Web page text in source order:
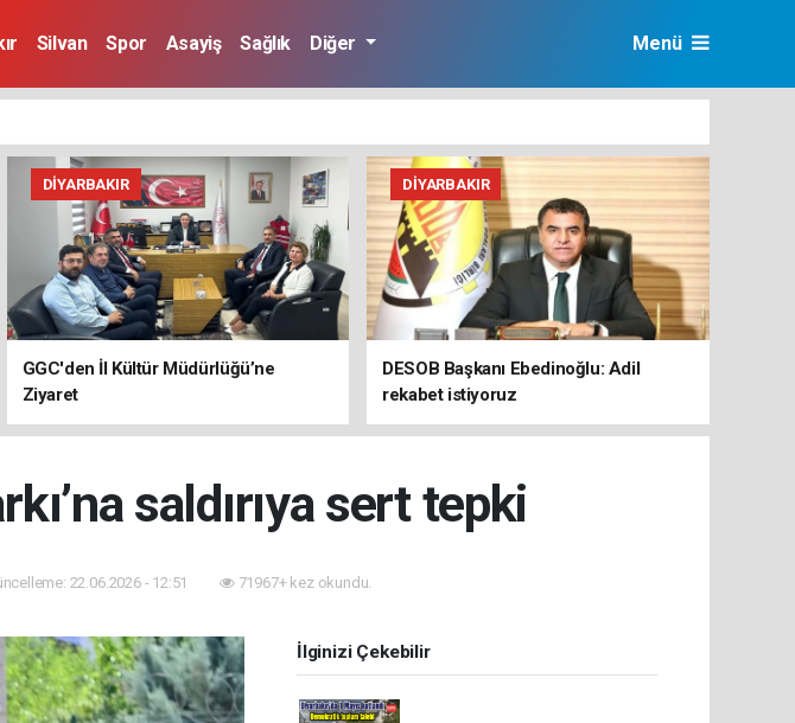
Silvan Spor Asayiş Sağlık Diğer Menü
DIYARBAKIR
GGC'den İl Kültür Müdürlüğü’ne
Ziyaret
DIYARBAKIR
DESOB Başkanı Ebedinoğlu: Adil
rekabet istiyoruz
saldırıya sert tepki
22.06.2026 - 12:51 71967+ kez okundu.
İlginizi Çekebilir